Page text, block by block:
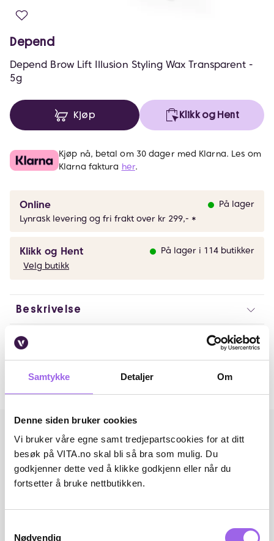
Samtykke Detaljer Om
Denne siden bruker cookies
Vi bruker våre egne samt tredjepartscookies for at ditt
besøk på VITA.no skal bli så bra som mulig. Du
godkjenner dette ved å klikke godkjenn eller når du
fortsetter å bruke nettbutikken.
Nødvendig
Depend
Depend Brow Lift Illusion Styling Wax Transparent -
5g
Kjøp Klikk og Hent
Kjøp nå, betal om 30 dager med Klarna. Les om
Klarna faktura her.
Online
På lager
Lynrask levering og fri frakt over kr 299,- *
Klikk og Hent
På lager i 114 butikker
Velg butikk
Beskrivelse
Artikkelnummer: 260316001
Omtaler
Andre har også kjøpt..